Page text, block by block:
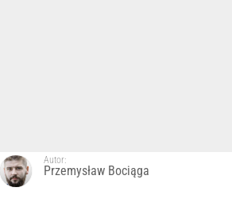
Autor:
Przemysław Bociąga